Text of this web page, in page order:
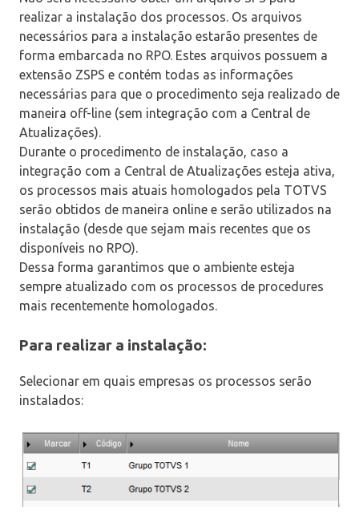
realizar a instalação dos processos. Os arquivos
necessários para a instalação estarão presentes de
forma embarcada no RPO. Estes arquivos possuem a
extensão ZSPS e contém todas as informações
necessárias para que o procedimento seja realizado de
maneira off-line (sem integração com a Central de
Atualizações).
Durante o procedimento de instalação, caso a
integração com a Central de Atualizações esteja ativa,
os processos mais atuais homologados pela TOTVS
serão obtidos de maneira online e serão utilizados na
instalação (desde que sejam mais recentes que os
disponíveis no RPO).
Dessa forma garantimos que o ambiente esteja
sempre atualizado com os processos de procedures
mais recentemente homologados.
Para realizar a instalação:
Selecionar em quais empresas os processos serão
instalados: